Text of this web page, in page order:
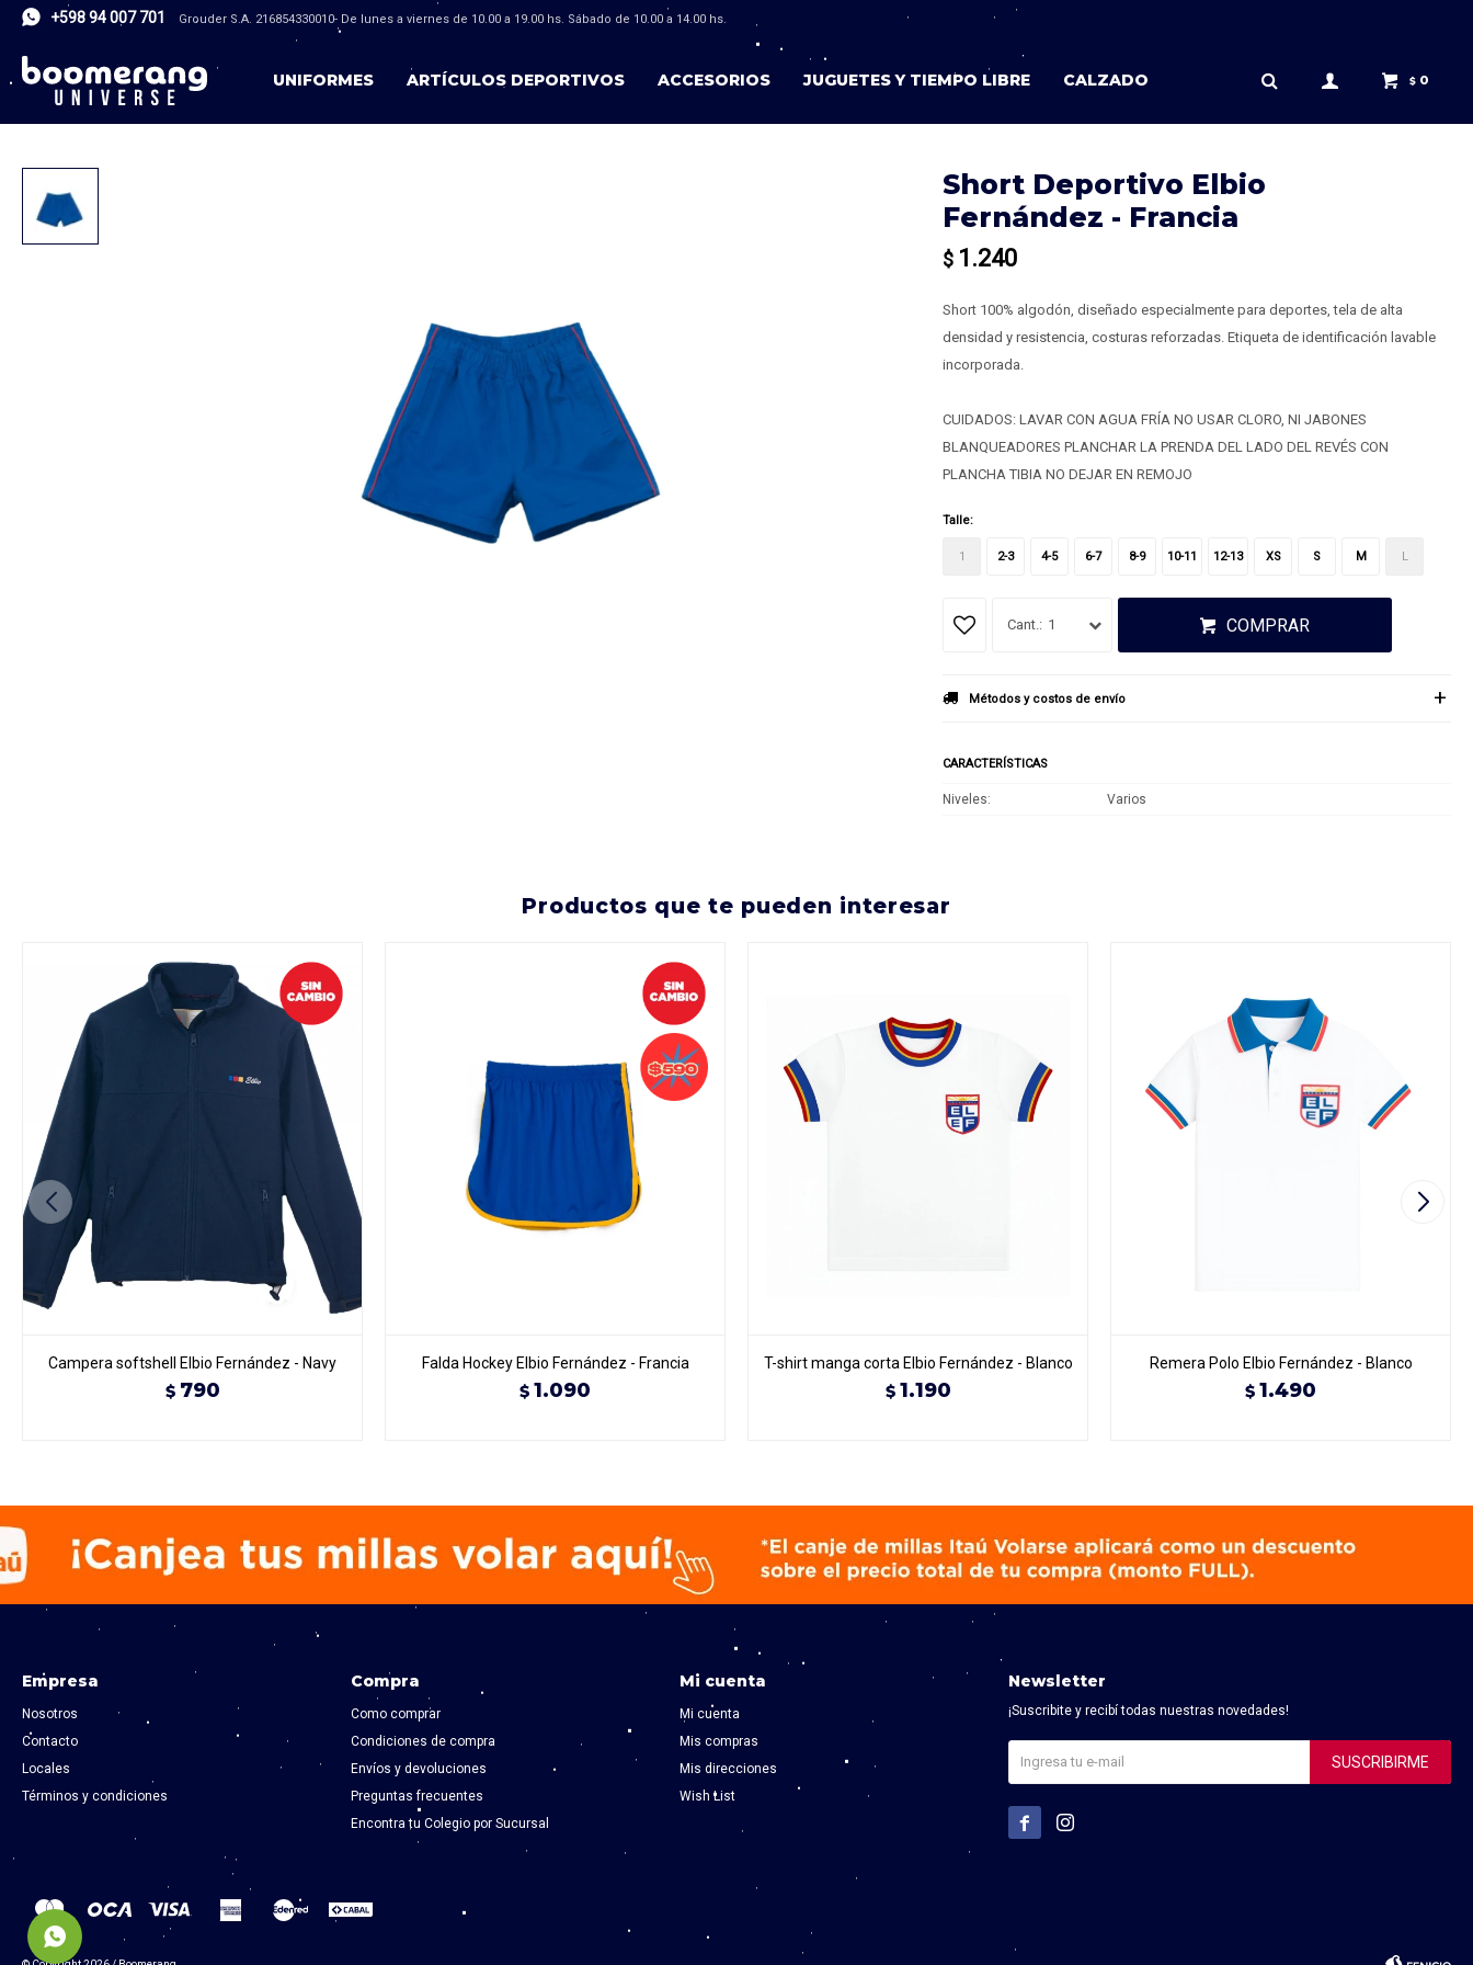
UNIFORMES ARTÍCULOS DEPORTIVOS ACCESORIOS JUGUETES Y TIEMPO LIBRE CALZADO $ 0
+598 94 007 701 Grouder S.A. 216854330010- De lunes a viernes de 10.00 a 19.00 hs. Sábado de 10.00 a 14.00 hs.
Short Deportivo Elbio
Fernández - Francia
$ 1.240
Short 100% algodón, diseñado especialmente para deportes, tela de alta
densidad y resistencia, costuras reforzadas. Etiqueta de identificación lavable
incorporada.
CUIDADOS: LAVAR CON AGUA FRÍA NO USAR CLORO, NI JABONES
BLANQUEADORES PLANCHAR LA PRENDA DEL LADO DEL REVÉS CON
PLANCHA TIBIA NO DEJAR EN REMOJO
Talle:
1 2-3 4-5 6-7 8-9 10-11 12-13 XS S M L
1 COMPRAR
Métodos y costos de envío
CARACTERÍSTICAS
Niveles Varios
productos que te pueden interesar
Campera softshell Elbio Fernández - Navy
$ 790
Falda Hockey Elbio Fernández - Francia
$ 1.090
T-shirt manga corta Elbio Fernández - Blanco
$ 1.190
Remera Polo Elbio Fernández - Blanco
$ 1.490
Empresa
Nosotros
Contacto
Locales
Términos y condiciones
Compra
Como comprar
Condiciones de compra
Envíos y devoluciones
Preguntas frecuentes
Encontra tu Colegio por Sucursal
Mi cuenta
Mi cuenta
Mis compras
Mis direcciones
Wish List
Newsletter
¡Suscribite y recibí todas nuestras novedades!
SUSCRIBIRME
 